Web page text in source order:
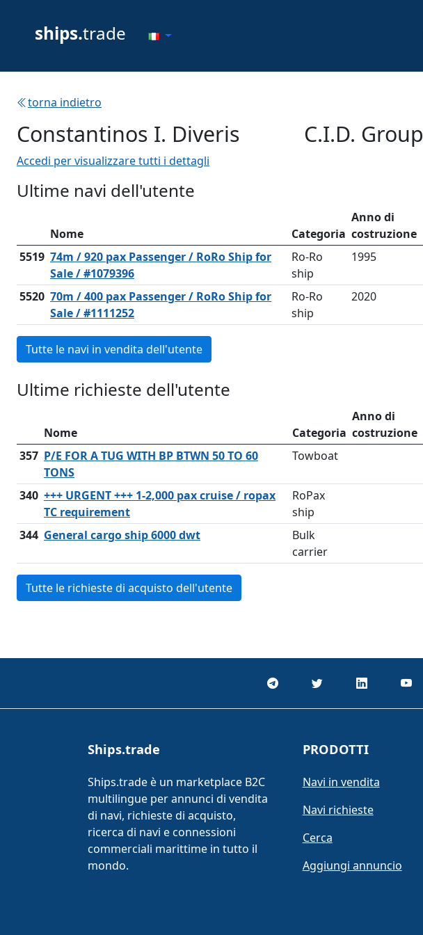
ships.trade
torna indietro
Constantinos I. Diveris
Accedi per visualizzare tutti i dettagli
C.I.D. Group
Ultime navi dell'utente
Nome Categoria
Anno di
costruzione
5519 74m / 920 pax Passenger / RoRo Ship for
Sale / #1079396
Ro-Ro
ship
1995
5520 70m / 400 pax Passenger / RoRo Ship for
Sale / #1111252
Ro-Ro
ship
2020
Tutte le navi in vendita dell'utente
Ultime richieste dell'utente
Nome Categoria
Anno di
costruzione
357 P/E FOR A TUG WITH BP BTWN 50 TO 60
TONS
Towboat
340 +++ URGENT +++ 1-2,000 pax cruise / ropax
TC requirement
RoPax
ship
344 General cargo ship 6000 dwt
Bulk
carrier
Tutte le richieste di acquisto dell'utente
Ships.trade
Ships.trade è un marketplace B2C
multilingue per annunci di vendita
di navi, richieste di acquisto,
ricerca di navi e connessioni
commerciali marittime in tutto il
mondo.
PRODOTTI
Navi in vendita
Navi richieste
Cerca
Aggiungi annuncio